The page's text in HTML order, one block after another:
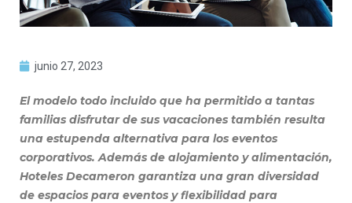
junio 27, 2023
El modelo todo incluido que ha permitido a tantas
familias disfrutar de sus vacaciones también resulta
una estupenda alternativa para los eventos
corporativos. Además de alojamiento y alimentación,
Hoteles Decameron garantiza una gran diversidad
de espacios para eventos y flexibilidad para